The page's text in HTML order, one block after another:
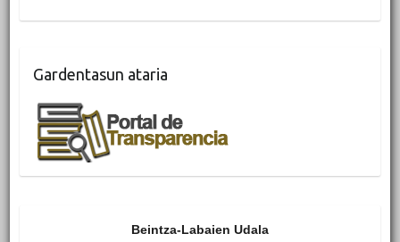
Gardentasun ataria
Beintza-Labaien Udala